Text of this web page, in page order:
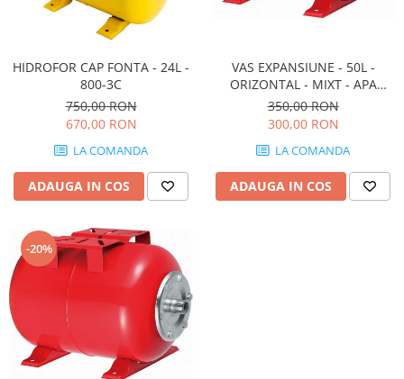
Rezistent la flacăra
Vizibilitate înalta hi-vis
îmbrăcăminte asistente/doctori
îmbrăcăminte bucătari
îmbrăcăminte de lucru
înaltă vizibilitate hi-vis
Hanorace
Jachete
Pantaloni scurti
Salopetă cu pieptar
Tricouri
HIDROFOR CAP FONTA - 24L -
800-3C
750,00 RON
670,00 RON
LA COMANDA
ADAUGA IN COS
VAS EXPANSIUNE - 50L -
ORIZONTAL - MIXT - APA
CALDA SI RECE
350,00 RON
300,00 RON
LA COMANDA
ADAUGA IN COS
-20%